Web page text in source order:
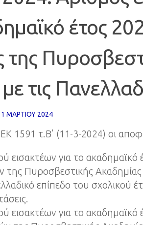
έτος
της
τις
ΜΑΡΤΊΟΥ 2024
1591 τ.Β’ (11-3-2024) οι
εισακτέων για το
της Πυροσβεστικής
επίπεδο του σχολικού
εισακτέων για το